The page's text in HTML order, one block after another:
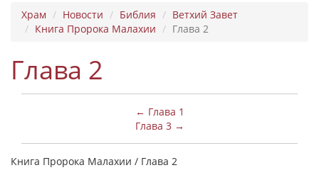
Храм Новости Библия
Ветхий Завет
Книга Пророка Малахии
Глава 2
Глава 2
← Глава 1
Глава 3 →
Книга Пророка Малахии / Глава 2